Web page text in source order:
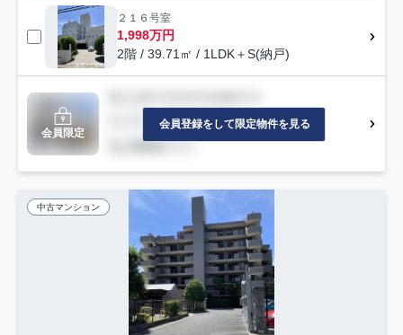
２１６号室
1,998万円
2階 / 39.71㎡ / 1LDK＋S(納戸)
会員限定
会員登録をして限定物件を見る
中古マンション